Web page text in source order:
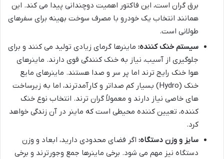
برق گران است، این فاکتور اهمیت دوچندانی پیدا می کند. این
همانند انتخاب یک خودرو با مصرف سوخت بهینه برای سفرهای
طولانی است.
سیستم خنک کننده: ماینرها گرمای زیادی تولید می کنند و برای
جلوگیری از آسیب، نیاز به خنک کنندگی قوی دارند. ماینرهای
هوا خنک رایج ترند اما پر سر و صدا هستند. ماینرهای مایع
خنک (Hydro) بسیار کم صداتر و کارآمدترند، اما به زیرساخت
های خاصی نیاز دارند و معمولاً گران ترند. انتخاب نوع خنک
کننده، تعیین کننده محیطی است که ماینر در آن زندگی خواهد
کرد.
سایز و وزن دستگاه: اگر فضای محدودی دارید، ابعاد و وزن
دستگاه نیز مهم می شود. برخی ماینرها جمع وجورترند و برخی